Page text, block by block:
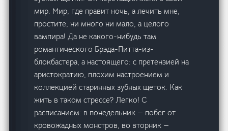
мир. Мир, где правит ночь, а лечить мне,
простите, ни много ни мало, а целого
вампира! Да не какого-нибудь там
романтического Брэда-Питта-из-
блокбастера, а настоящего: с претензией на
аристократию, плохим настроением и
коллекцией старинных зубных щеток. Как
жить в таком стрессе? Легко! С
расписанием: в понедельник — побег от
кровожадных монстров, во вторник —